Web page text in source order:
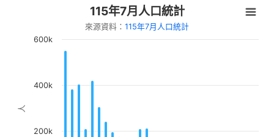
識變成影響力」
【新北市立圖書館中和員山分館】「Home
Library」系列活動：童話烘焙時光
人
115年7月人口統計
來源資料： 115年7月人口統計
200k
400k
600k